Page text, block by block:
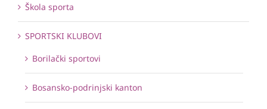
Škola sporta
SPORTSKI KLUBOVI
Borilački sportovi
Bosansko-podrinjski kanton